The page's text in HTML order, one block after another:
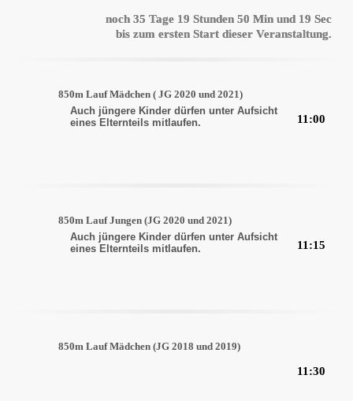
noch 35 Tage 19 Stunden 50 Min und 19 Sec
bis zum ersten Start dieser Veranstaltung.
850m Lauf Mädchen ( JG 2020 und 2021)
Auch jüngere Kinder dürfen unter Aufsicht
eines Elternteils mitlaufen.
11:00
850m Lauf Jungen (JG 2020 und 2021)
Auch jüngere Kinder dürfen unter Aufsicht
eines Elternteils mitlaufen.
11:15
850m Lauf Mädchen (JG 2018 und 2019)
11:30